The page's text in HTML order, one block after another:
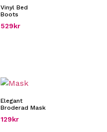
Vinyl Bed
Boots
529kr
Elegant
Broderad Mask
129kr